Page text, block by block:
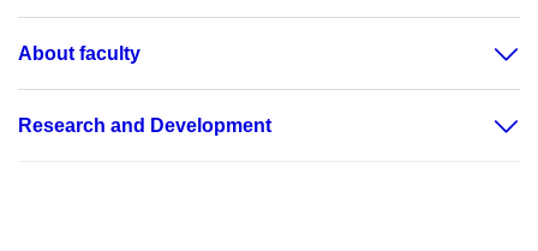
About faculty
Research and Development